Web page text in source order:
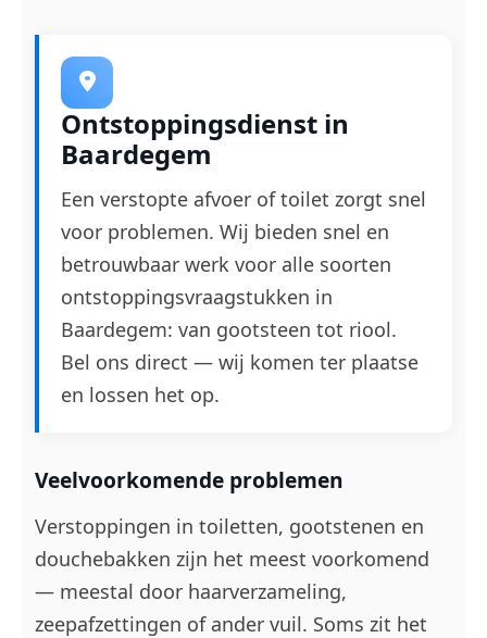
Ontstoppingsdienst in
Baardegem
Een verstopte afvoer of toilet zorgt snel
voor problemen. Wij bieden snel en
betrouwbaar werk voor alle soorten
ontstoppingsvraagstukken in
Baardegem: van gootsteen tot riool.
Bel ons direct — wij komen ter plaatse
en lossen het op.
Veelvoorkomende problemen
Verstoppingen in toiletten, gootstenen en
douchebakken zijn het meest voorkomend
— meestal door haarverzameling,
zeepafzettingen of ander vuil. Soms zit het